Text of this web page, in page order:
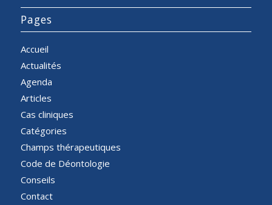
Pages
Accueil
Actualités
Agenda
Articles
Cas cliniques
Catégories
Champs thérapeutiques
Code de Déontologie
Conseils
Contact